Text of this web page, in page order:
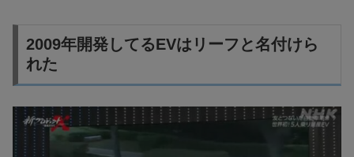
2009年開発してるEVはリーフと名付けら
れた